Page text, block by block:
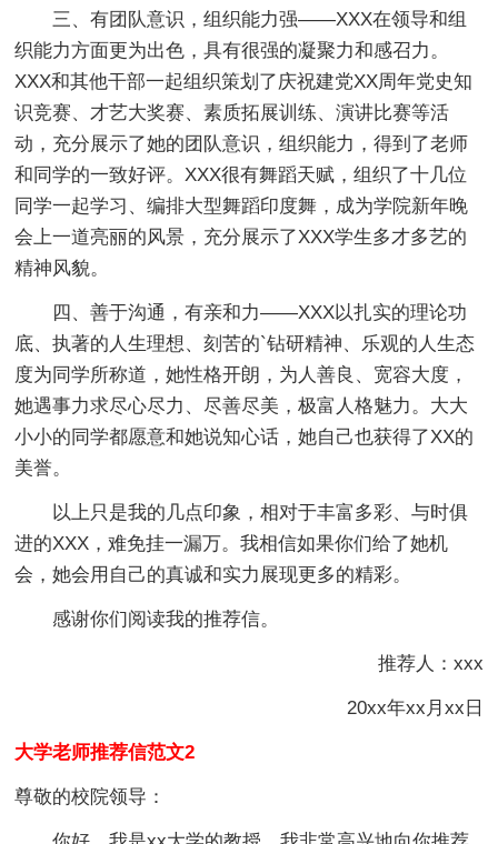
三、有团队意识，组织能力强——XXX在领导和组
织能力方面更为出色，具有很强的凝聚力和感召力。
XXX和其他干部一起组织策划了庆祝建党XX周年党史知
识竞赛、才艺大奖赛、素质拓展训练、演讲比赛等活
动，充分展示了她的团队意识，组织能力，得到了老师
和同学的一致好评。XXX很有舞蹈天赋，组织了十几位
同学一起学习、编排大型舞蹈印度舞，成为学院新年晚
会上一道亮丽的风景，充分展示了XXX学生多才多艺的
精神风貌。
四、善于沟通，有亲和力——XXX以扎实的理论功
底、执著的人生理想、刻苦的`钻研精神、乐观的人生态
度为同学所称道，她性格开朗，为人善良、宽容大度，
她遇事力求尽心尽力、尽善尽美，极富人格魅力。大大
小小的同学都愿意和她说知心话，她自己也获得了XX的
美誉。
以上只是我的几点印象，相对于丰富多彩、与时俱
进的XXX，难免挂一漏万。我相信如果你们给了她机
会，她会用自己的真诚和实力展现更多的精彩。
感谢你们阅读我的推荐信。
推荐人：xxx
20xx年xx月xx日
大学老师推荐信范文2
尊敬的校院领导：